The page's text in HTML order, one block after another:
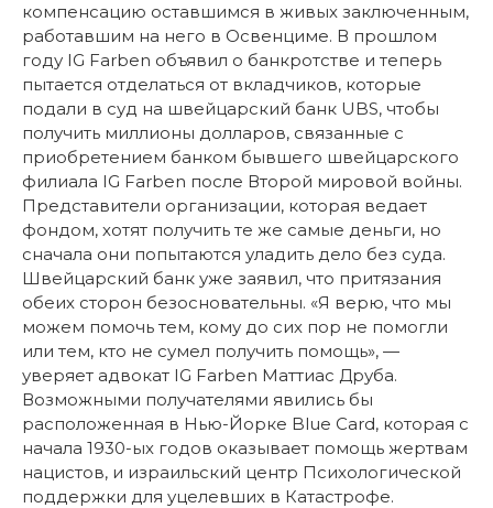
компенсацию оставшимся в живых заключенным,
работавшим на него в Освенциме. В прошлом
году IG Farben объявил о банкротстве и теперь
пытается отделаться от вкладчиков, которые
подали в суд на швейцарский банк UBS, чтобы
получить миллионы долларов, связанные с
приобретением банком бывшего швейцарского
филиала IG Farben после Второй мировой войны.
Представители организации, которая ведает
фондом, хотят получить те же самые деньги, но
сначала они попытаются уладить дело без суда.
Швейцарский банк уже заявил, что притязания
обеих сторон безосновательны. «Я верю, что мы
можем помочь тем, кому до сих пор не помогли
или тем, кто не сумел получить помощь», —
уверяет адвокат IG Farben Маттиас Друба.
Возможными получателями явились бы
расположенная в Нью-Йорке Blue Card, которая с
начала 1930-ых годов оказывает помощь жертвам
нацистов, и израильский центр Психологической
поддержки для уцелевших в Катастрофе.